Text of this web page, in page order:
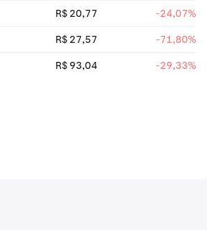
R$ 20,77 -24,07%
R$ 27,57 -71,80%
R$ 93,04 -29,33%